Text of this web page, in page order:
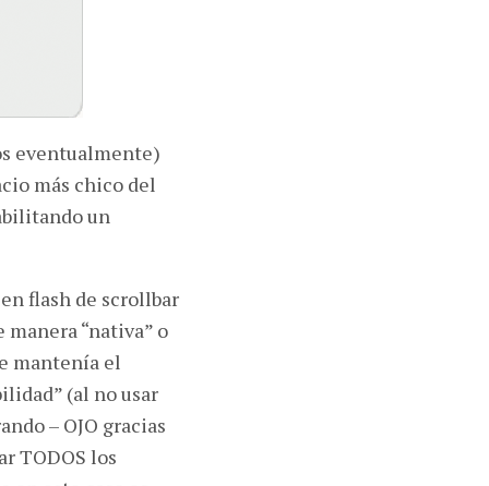
eventualmente)
más chico del
un
flash de scrollbar
“nativa” o
mantenía el
(al no usar
– OJO gracias
TODOS los